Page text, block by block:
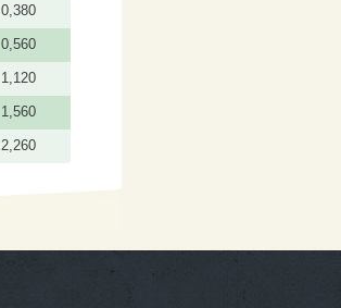
0,380
0,560
1,120
1,560
2,260